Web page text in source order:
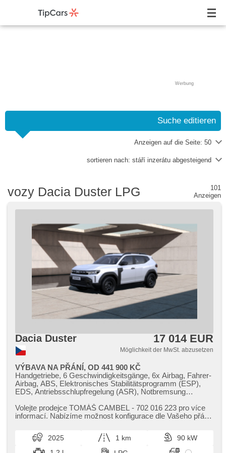
Werbung
Suche editieren
Anzeigen auf die Seite: 50
sortieren nach: stáří inzerátu abgesteigend
vozy Dacia Duster LPG
101
Anzeigen
Dacia Duster 17 014 EUR
Möglichkeit der MwSt. abzusetzen
VÝBAVA NA PŘÁNÍ, OD 441 900 KČ
Handgetriebe, 6 Geschwindigkeitsgänge, 6x Airbag, Fahrer-
Airbag, ABS, Elektronisches Stabilitätsprogramm (ESP),
EDS, Antriebsschlupfregelung (ASR), Notbremsung
asistent změny jízdního pruhu, automatisch im Berg
bremsen , Servolenkung, Klimaanlage, Tempomat, LED
ovládání palubního počítače, parkovací senzory zadní,
Lichtsensor, Lenkrad einstellbar, Multifunktionslenkrad,
Beifahrerairbagdeaktivierung, hands free, Bluetooth, El.
Volejte prodejce TOMÁŠ CAMBEL ​- 702 016 223 pro více
informací. Nabízíme možnost konfigurace dle Vašeho přání,​
2025 1 km
90 kW